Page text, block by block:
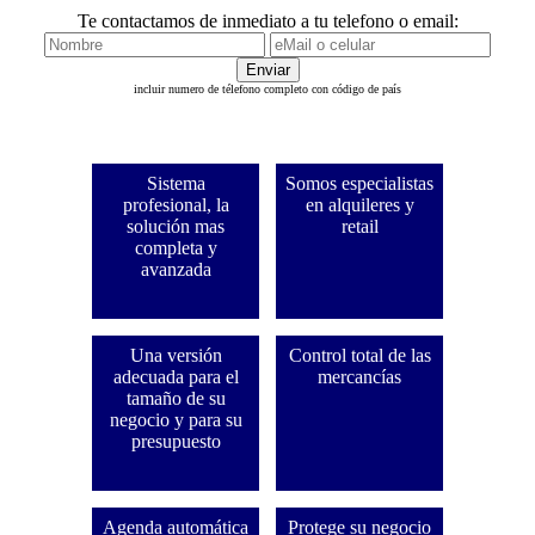
Te contactamos de inmediato a tu telefono o email:
incluir numero de télefono completo con código de país
Sistema
profesional, la
solución mas
completa y
avanzada
Somos especialistas
en alquileres y
retail
Una versión
adecuada para el
tamaño de su
negocio y para su
presupuesto
Control total de las
mercancías
Agenda automática Protege su negocio